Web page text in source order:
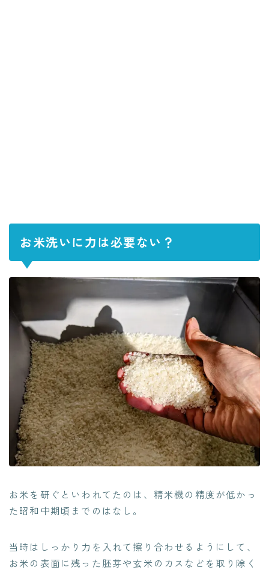
お米洗いに力は必要ない？
お米を研ぐといわれてたのは、精米機の精度が低かっ
た昭和中期頃までのはなし。
当時はしっかり力を入れて擦り合わせるようにして、
お米の表面に残った胚芽や玄米のカスなどを取り除く